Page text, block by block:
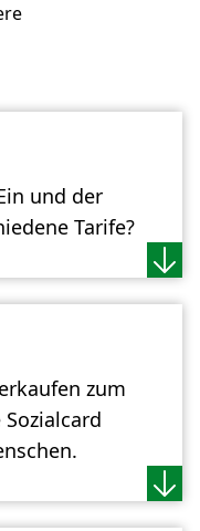
und der
Tarife?
zum